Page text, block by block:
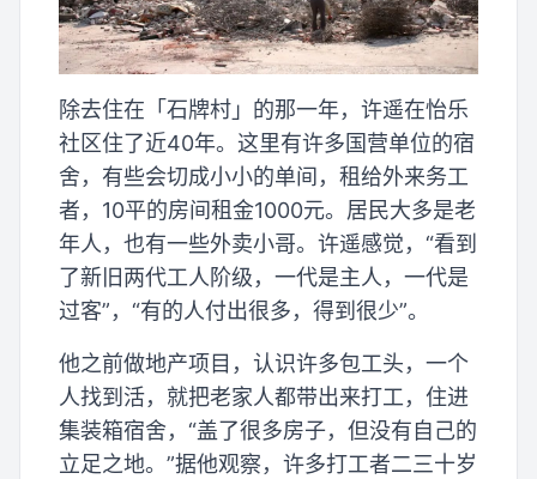
除去住在「石牌村」的那一年，许遥在怡乐
社区住了近40年。这里有许多国营单位的宿
舍，有些会切成小小的单间，租给外来务工
者，10平的房间租金1000元。居民大多是老
年人，也有一些外卖小哥。许遥感觉，“看到
了新旧两代工人阶级，一代是主人，一代是
过客”，“有的人付出很多，得到很少”。
他之前做地产项目，认识许多包工头，一个
人找到活，就把老家人都带出来打工，住进
集装箱宿舍，“盖了很多房子，但没有自己的
立足之地。”据他观察，许多打工者二三十岁